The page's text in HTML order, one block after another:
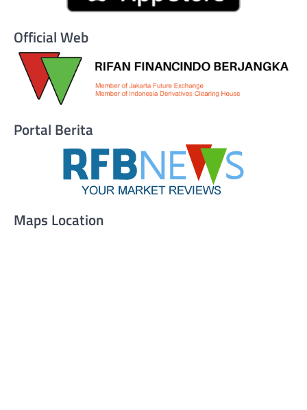
Official Web
Portal Berita
Maps Location